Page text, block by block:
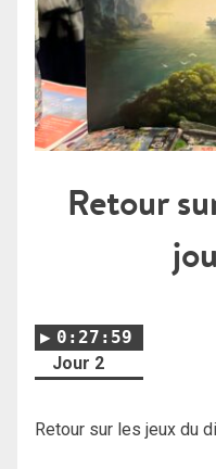
Retour
0:27:59
Jour 2
Retour sur les jeux du